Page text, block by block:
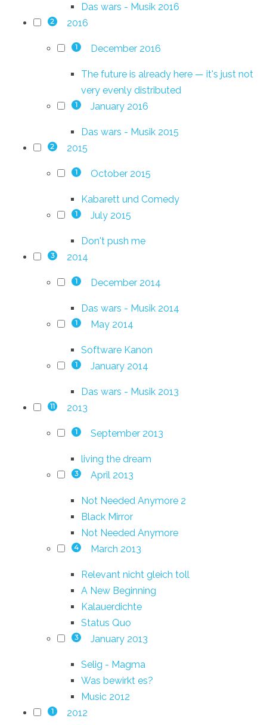
Das wars - Musik 2016
2 2016
1 December 2016
The future is already here — it's just not
very evenly distributed
1 January 2016
Das wars - Musik 2015
2 2015
1 October 2015
Kabarett und Comedy
1 July 2015
Don't push me
3 2014
1 December 2014
Das wars - Musik 2014
1 May 2014
Software Kanon
1 January 2014
Das wars - Musik 2013
11 2013
1 September 2013
living the dream
3 April 2013
Not Needed Anymore 2
Black Mirror
Not Needed Anymore
4 March 2013
Relevant nicht gleich toll
A New Beginning
Kalauerdichte
Status Quo
3 January 2013
Selig - Magma
Was bewirkt es?
Music 2012
1 2012